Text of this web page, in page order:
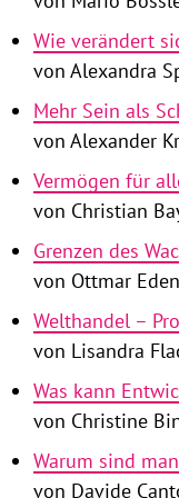
Wie verändert
von Alexandra
Mehr Sein als
von Alexander
Vermögen für
von Christian
Grenzen des
von Ottmar
Welthandel –
von Lisandra
Was kann
von Christine
Warum sind
von Davide